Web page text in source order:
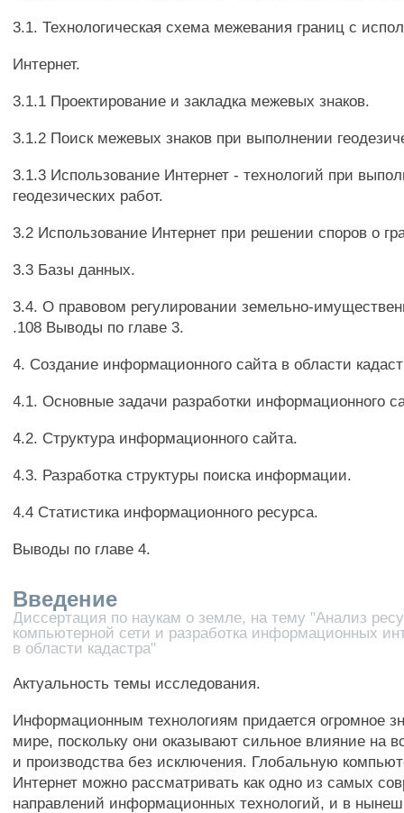
3.1. Технологическая схема межевания границ с
Интернет.
3.1.1 Проектирование и закладка межевых знаков.
3.1.2 Поиск межевых знаков при выполнении
3.1.3 Использование Интернет - технологий при
геодезических работ.
3.2 Использование Интернет при решении споров о
3.3 Базы данных.
3.4. О правовом регулировании земельно-
.108 Выводы по главе 3.
4. Создание информационного сайта в области
4.1. Основные задачи разработки информационного
4.2. Структура информационного сайта.
4.3. Разработка структуры поиска информации.
4.4 Статистика информационного ресурса.
Выводы по главе 4.
Введение
Диссертация по наукам о земле, на тему "Анализ
компьютерной сети и разработка информационных
в области кадастра"
Актуальность темы исследования.
Информационным технологиям придается огромное
мире, поскольку они оказывают сильное влияние на
и производства без исключения. Глобальную
Интернет можно рассматривать как одно из самых
направлений информационных технологий, и в